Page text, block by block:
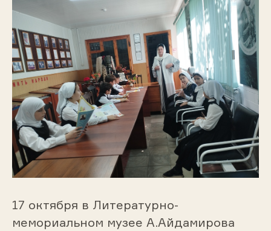
17 октября в Литературно-
мемориальном музее А.Айдамирова